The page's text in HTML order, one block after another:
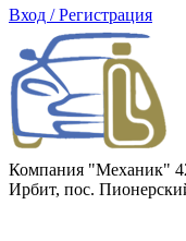
Вход / Регистрация
Компания "Механик"
Ирбит, пос.